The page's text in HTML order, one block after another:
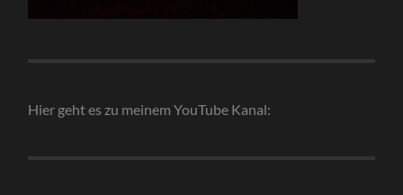
Hier geht es zu meinem YouTube Kanal: